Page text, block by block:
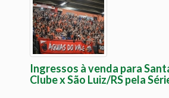
Ingressos à venda para
Clube x São Luiz/RS pela